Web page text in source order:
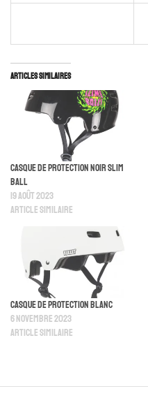
Articles similaires
Casque De Protection Noir Slim
Ball
19 août 2023
Article similaire
Casque De Protection Blanc
6 novembre 2023
Article similaire